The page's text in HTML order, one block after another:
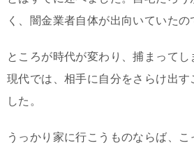
く、闇金業者自体が出向いていたの
ところが時代が変わり、捕まって
現代では、相手に自分をさらけ出す
した。
うっかり家に行こうものならば、こ